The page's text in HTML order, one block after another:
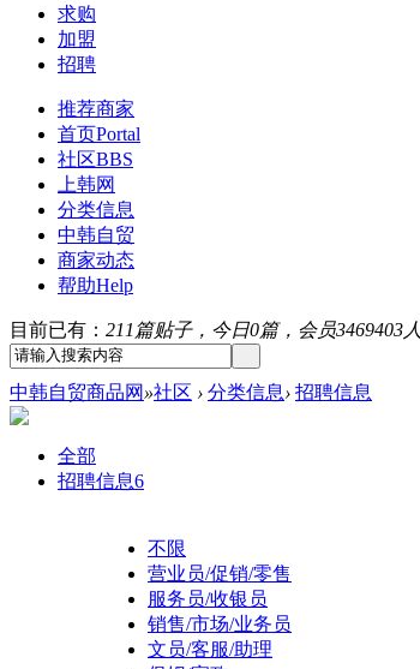
求购
加盟
招聘
推荐商家
首页Portal
社区BBS
上韩网
分类信息
中韩自贸
商家动态
帮助Help
目前已有： 211篇贴子，今日0篇，会员3469403人
中韩自贸商品网 »社区 › 分类信息› 招聘信息
全部
招聘信息6
不限
营业员/促销/零售
服务员/收银员
销售/市场/业务员
文员/客服/助理